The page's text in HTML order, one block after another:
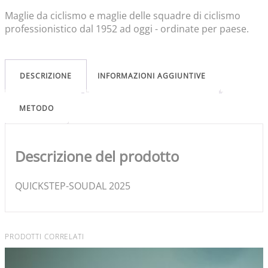
Maglie da ciclismo e maglie delle squadre di ciclismo
professionistico dal 1952 ad oggi - ordinate per paese.
DESCRIZIONE INFORMAZIONI AGGIUNTIVE
METODO
Descrizione del prodotto
QUICKSTEP-SOUDAL 2025
PRODOTTI CORRELATI